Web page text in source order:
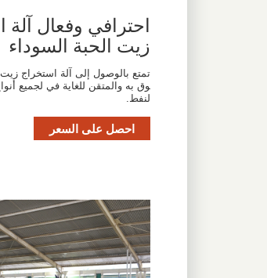
احترافي وفعال آلة
زيت الحبة السوداء
تمتع بالوصول إلى آلة استخراج زيت
وق به والمتقن للغاية في لجميع
لنفط.
احصل على السعر